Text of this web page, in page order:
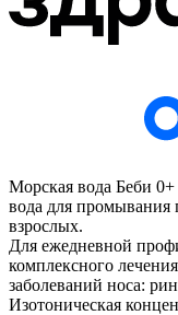
Морская вода Беби
вода для промывания
взрослых.
Для ежедневной
комплексного
заболеваний носа:
Изотоническая